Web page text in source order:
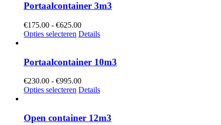
Portaalcontainer 3m3
€175.00 - €625.00Prijsklasse:
€175.00
Opties selecteren Details
Portaalcontainer 10m3
€230.00 - €995.00Prijsklasse:
€230.00
Opties selecteren Details
Open container 12m3